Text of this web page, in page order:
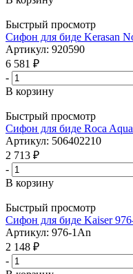
Быстрый просмотр
Сифон для биде Kerasan
Артикул: 920590
6 581 ₽
-
В корзину
Быстрый просмотр
Сифон для биде Roca
Артикул: 506402210
2 713 ₽
-
В корзину
Быстрый просмотр
Сифон для биде Kaiser
Артикул: 976-1An
2 148 ₽
-